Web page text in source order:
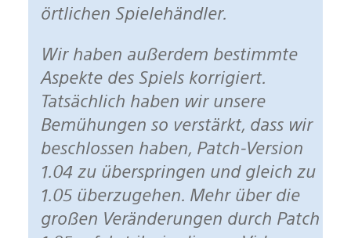
örtlichen Spielehändler.
Wir haben außerdem bestimmte
Aspekte des Spiels korrigiert.
Tatsächlich haben wir unsere
Bemühungen so verstärkt, dass wir
beschlossen haben, Patch-Version
1.04 zu überspringen und gleich zu
1.05 überzugehen. Mehr über die
großen Veränderungen durch Patch